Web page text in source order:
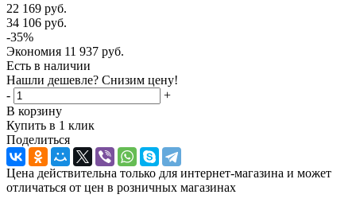
22 169 руб.
34 106 руб.
-35%
Экономия 11 937 руб.
Есть в наличии
Нашли дешевле? Снизим цену!
-
+
В корзину
Купить в 1 клик
Поделиться
Цена действительна только для интернет-магазина и может
отличаться от цен в розничных магазинах